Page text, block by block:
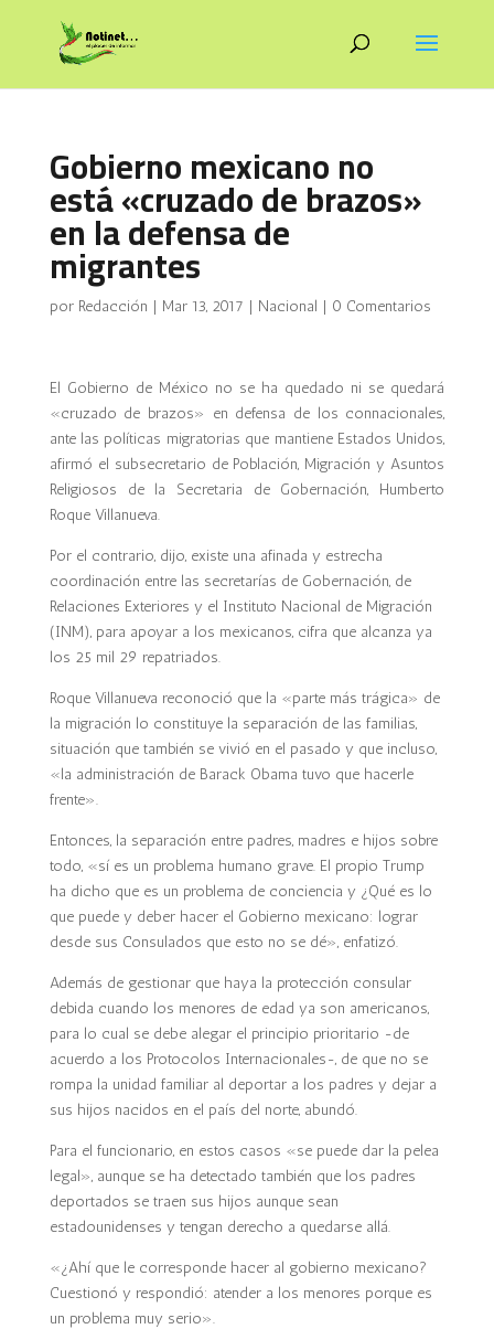
Gobierno mexicano no
está «cruzado de brazos»
en la defensa de
migrantes
por Redacción | Mar 13, 2017 | Nacional | 0 Comentarios
El Gobierno de México no se ha quedado ni se quedará
«cruzado de brazos» en defensa de los connacionales,
ante las políticas migratorias que mantiene Estados Unidos,
afirmó el subsecretario de Población, Migración y Asuntos
Religiosos de la Secretaria de Gobernación, Humberto
Roque Villanueva.
Por el contrario, dijo, existe una afinada y estrecha
coordinación entre las secretarías de Gobernación, de
Relaciones Exteriores y el Instituto Nacional de Migración
(INM), para apoyar a los mexicanos, cifra que alcanza ya
los 25 mil 29 repatriados.
Roque Villanueva reconoció que la «parte más trágica» de
la migración lo constituye la separación de las familias,
situación que también se vivió en el pasado y que incluso,
«la administración de Barack Obama tuvo que hacerle
frente».
Entonces, la separación entre padres, madres e hijos sobre
todo, «sí es un problema humano grave. El propio Trump
ha dicho que es un problema de conciencia y ¿Qué es lo
que puede y deber hacer el Gobierno mexicano: lograr
desde sus Consulados que esto no se dé», enfatizó.
Además de gestionar que haya la protección consular
debida cuando los menores de edad ya son americanos,
para lo cual se debe alegar el principio prioritario -de
acuerdo a los Protocolos Internacionales-, de que no se
rompa la unidad familiar al deportar a los padres y dejar a
sus hijos nacidos en el país del norte, abundó.
Para el funcionario, en estos casos «se puede dar la pelea
legal», aunque se ha detectado también que los padres
deportados se traen sus hijos aunque sean
estadounidenses y tengan derecho a quedarse allá.
«¿Ahí que le corresponde hacer al gobierno mexicano?
Cuestionó y respondió: atender a los menores porque es
un problema muy serio».